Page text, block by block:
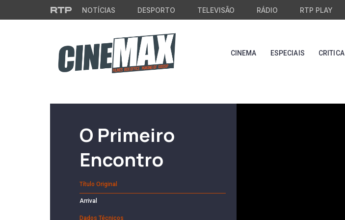
Saltar para o conteúdo principal
NOTÍCIAS DESPORTO TELEVISÃO RÁDIO RTP PLAY
CINEMA ESPECIAIS CRITICA
O Primeiro
Encontro
Título Original
Arrival
Dados Técnicos